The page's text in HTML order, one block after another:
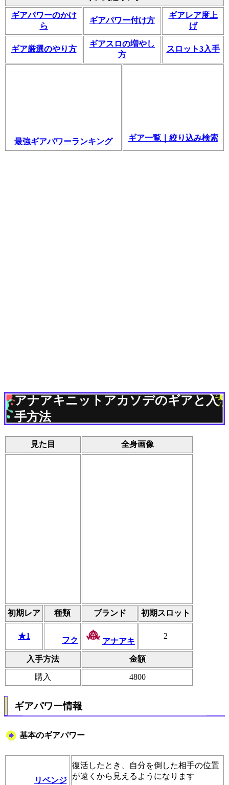
ギアパワーのかけ
ら
ギアパワー付け方
ギアレア度上
げ
ギア厳選のやり方
ギアスロの増やし
方
スロット3入手
最強ギアパワーランキング ギア一覧｜絞り込み検索
アナアキニットアカソデのギアと入
手方法
見た目 全身画像
初期レア 種類 ブランド 初期スロット
★1 フク アナアキ
2
入手方法 金額
購入 4800
ギアパワー情報
基本のギアパワー
リベンジ
復活したとき、自分を倒した相手の位置
が遠くから見えるようになります